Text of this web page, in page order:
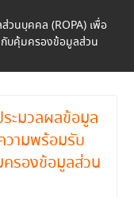
วนบุคคล (ROPA) เพื่อ
กับคุ้มครองข้อมูลส่วน
ะมวลผลข้อมูล
วามพร้อมรับ
ครองข้อมูลส่วน